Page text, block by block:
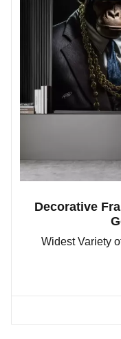
Decorative
Widest Variety